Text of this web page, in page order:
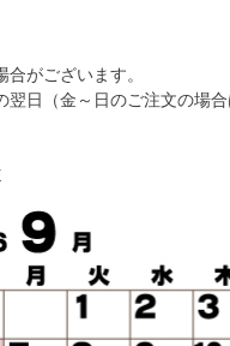
がございます。
日（金～日のご注文の場